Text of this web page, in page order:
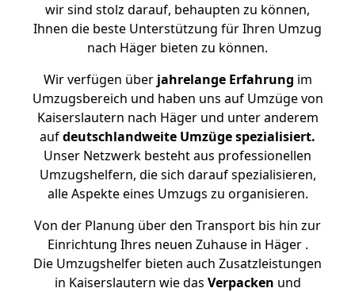
wir sind stolz darauf, behaupten zu können,
Ihnen die beste Unterstützung für Ihren Umzug
nach Häger bieten zu können.
Wir verfügen überjahrelange Erfahrung im
Umzugsbereich und haben uns auf Umzüge von
Kaiserslautern nach Häger und unter anderem
aufdeutschlandweite Umzüge spezialisiert.
Unser Netzwerk besteht aus professionellen
Umzugshelfern, die sich darauf spezialisieren,
alle Aspekte eines Umzugs zu organisieren.
Von der Planung über den Transport bis hin zur
Einrichtung Ihres neuen Zuhause in Häger .
Die Umzugshelfer bieten auch Zusatzleistungen
in Kaiserslautern wie das Verpacken und